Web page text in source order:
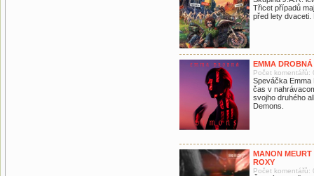
Třicet případů
před lety
EMMA
Počet komentářů:
Speváčka
čas v
svojho druhého
Demons.
MANON
ROXY
Počet komentářů: